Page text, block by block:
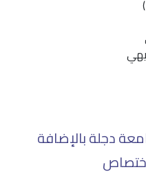
دجلة بالإضافة